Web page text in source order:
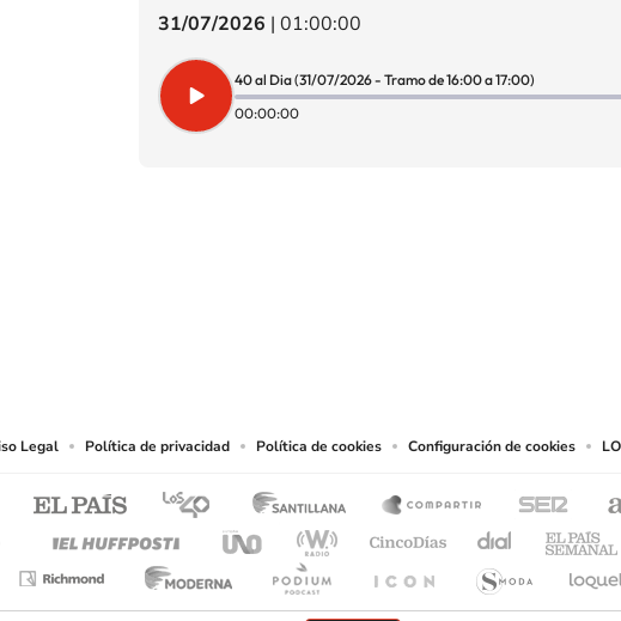
31/07/2026 | 01:00:00
40 al Dia (31/07/2026 - Tramo de 16:00 a 17:00)
00:00:00
Legal Política de privacidad Política de cookies Configuración de cookies